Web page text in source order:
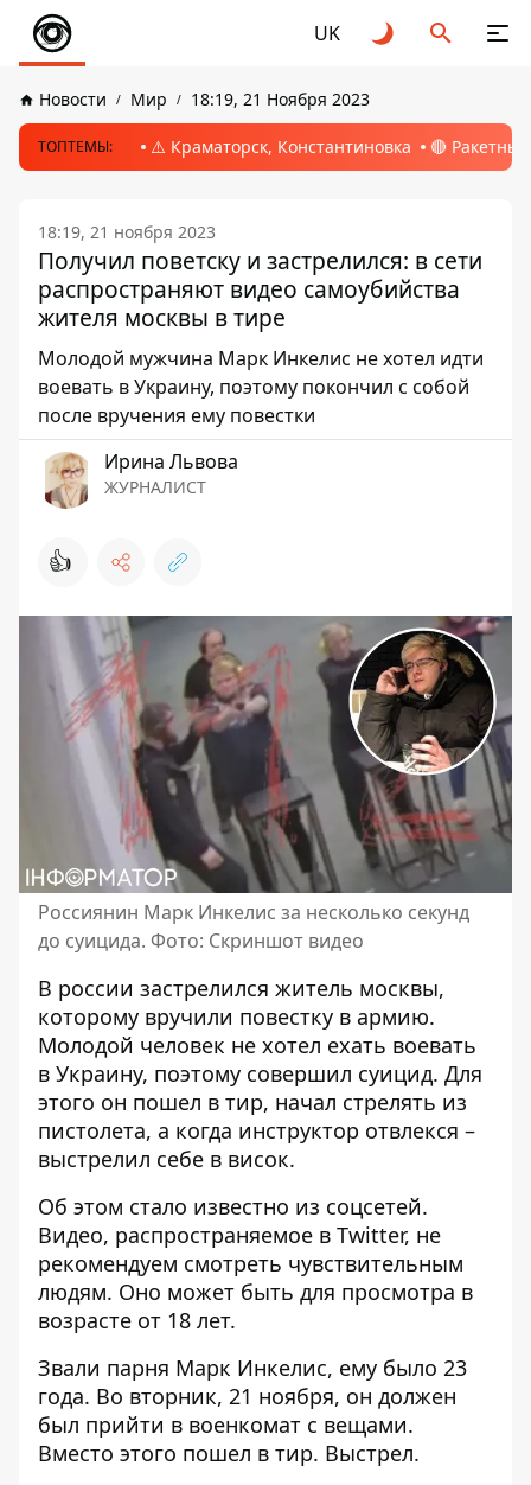
UK
Новости Мир 18:19, 21 Ноября 2023
ТОПТЕМЫ: ⚠️ Краматорск, Константиновка 🔴
18:19, 21 ноября 2023
Получил поветску и застрелился: в сети
распространяют видео самоубийства
жителя москвы в тире
Молодой мужчина Марк Инкелис не хотел идти
воевать в Украину, поэтому покончил с собой
после вручения ему повестки
Ирина Львова
ЖУРНАЛИСТ
👍
Россиянин Марк Инкелис за несколько секунд
до суицида. Фото: Скриншот видео
В россии застрелился житель москвы,
которому вручили повестку в армию.
Молодой человек не хотел ехать воевать
в Украину, поэтому совершил суицид. Для
этого он пошел в тир, начал стрелять из
пистолета, а когда инструктор отвлекся –
выстрелил себе в висок.
Об этом стало известно из соцсетей.
Видео, распространяемое в Twitter, не
рекомендуем смотреть чувствительным
людям. Оно может быть для просмотра в
возрасте от 18 лет.
Звали парня Марк Инкелис, ему было 23
года. Во вторник, 21 ноября, он должен
был прийти в военкомат с вещами.
Вместо этого пошел в тир. Выстрел.